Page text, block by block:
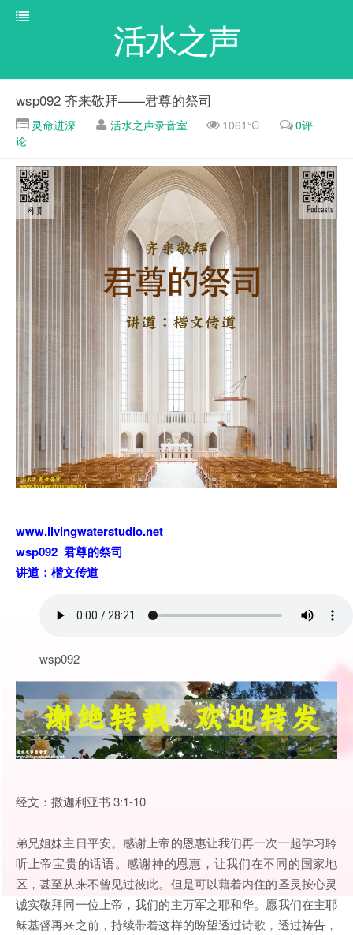
活水之声
wsp092 齐来敬拜——君尊的祭司
灵命进深 活水之声录音室 1061℃
0评
论
www.livingwaterstudio.net
wsp092 君尊的祭司
讲道：楷文传道
wsp092
经文：撒迦利亚书 3:1-10
弟兄姐妹主日平安。感谢上帝的恩惠让我们再一次一起学习聆
听上帝宝贵的话语。感谢神的恩惠，让我们在不同的国家地
区，甚至从来不曾见过彼此。但是可以藉着内住的圣灵按心灵
诚实敬拜同一位上帝，我们的主万军之耶和华。愿我们在主耶
稣基督再来之前，持续带着这样的盼望透过诗歌，透过祷告，